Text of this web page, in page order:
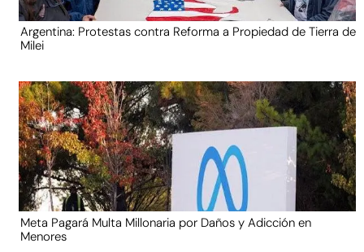
Argentina: Protestas contra Reforma a Propiedad de Tierra de
Milei
Meta Pagará Multa Millonaria por Daños y Adicción en
Menores